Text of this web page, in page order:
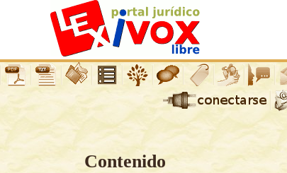
Contenido